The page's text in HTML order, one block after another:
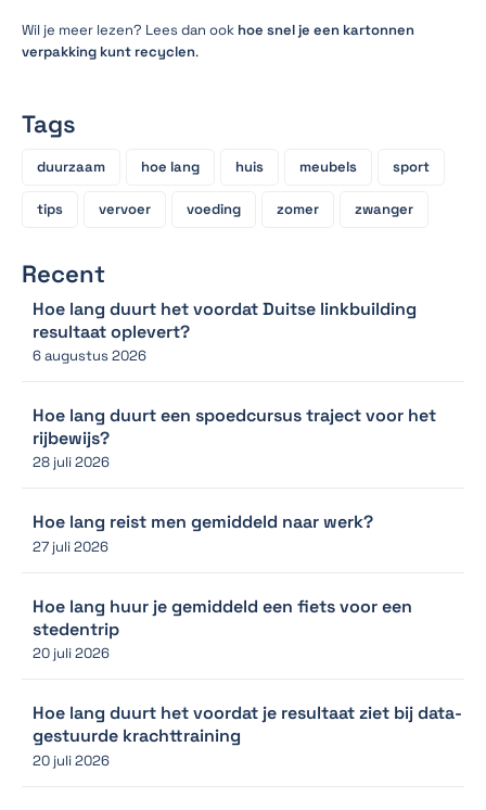
Wil je meer lezen? Lees dan ook hoe snel je een kartonnen
verpakking kunt recyclen.
Tags
duurzaam hoe lang huis meubels sport
tips vervoer voeding zomer zwanger
Recent
Hoe lang duurt het voordat Duitse linkbuilding
resultaat oplevert?
6 augustus 2026
Hoe lang duurt een spoedcursus traject voor het
rijbewijs?
28 juli 2026
Hoe lang reist men gemiddeld naar werk?
27 juli 2026
Hoe lang huur je gemiddeld een fiets voor een
stedentrip
20 juli 2026
Hoe lang duurt het voordat je resultaat ziet bij data-
gestuurde krachttraining
20 juli 2026